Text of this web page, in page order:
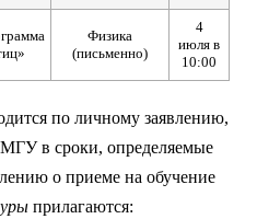
Физика
(письменно)
4
июля в
10:00
по личному заявлению,
в сроки, определяемые
о приеме на обучение
прилагаются: